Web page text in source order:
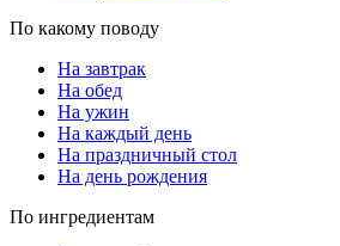
По какому поводу
На завтрак
На обед
На ужин
На каждый день
На праздничный стол
На день рождения
По ингредиентам